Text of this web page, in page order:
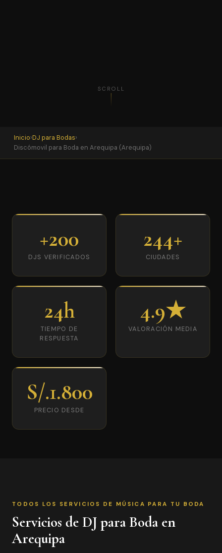
SCROLL
Inicio›DJ para Bodas›
Discómovil para Boda en Arequipa (Arequipa)
+200
DJS VERIFICADOS
244+
CIUDADES
24h
TIEMPO DE
RESPUESTA
4.9★
VALORACIÓN MEDIA
S/.1.800
PRECIO DESDE
TODOS LOS SERVICIOS DE MÚSICA PARA TU BODA
Servicios de DJ para Boda en
Arequipa